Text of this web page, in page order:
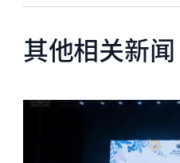
其他相关新闻
News image